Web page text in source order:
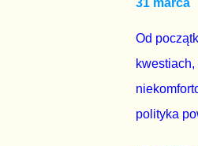
człowieka
31 marca
Od
polityka